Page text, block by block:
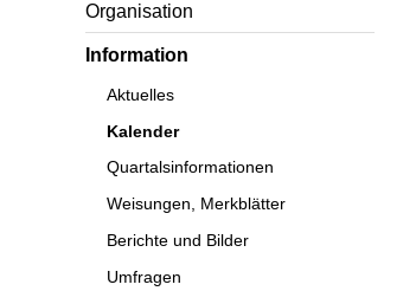
Organisation
Information
Aktuelles
Kalender
Quartalsinformationen
Weisungen, Merkblätter
Berichte und Bilder
Umfragen